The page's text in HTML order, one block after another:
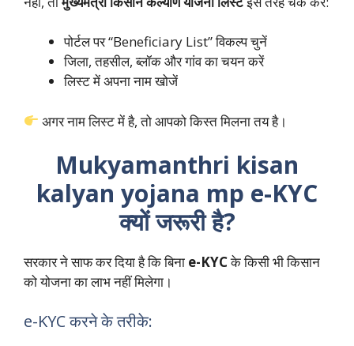
पोर्टल पर “Beneficiary List” विकल्प चुनें
जिला, तहसील, ब्लॉक और गांव का चयन करें
लिस्ट में अपना नाम खोजें
अगर नाम लिस्ट में है, तो आपको किस्त मिलना तय है।
Mukyamanthri kisan
kalyan yojana mp e-KYC
क्यों जरूरी है?
सरकार ने साफ कर दिया है कि बिना e-KYCके किसी भी किसान
को योजना का लाभ नहीं मिलेगा।
e-KYC करने के तरीके: